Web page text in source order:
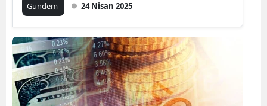
Gündem 24 Nisan 2025